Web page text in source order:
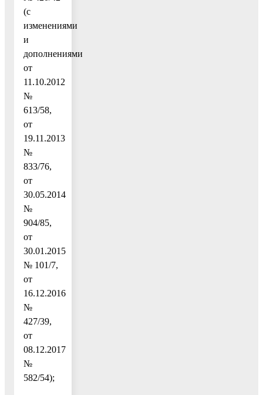
(с
изменениями
и
дополнениями
от
11.10.2012
№
613/58,
от
19.11.2013
№
833/76,
от
30.05.2014
№
904/85,
от
30.01.2015
№ 101/7,
от
16.12.2016
№
427/39,
от
08.12.2017
№
582/54);